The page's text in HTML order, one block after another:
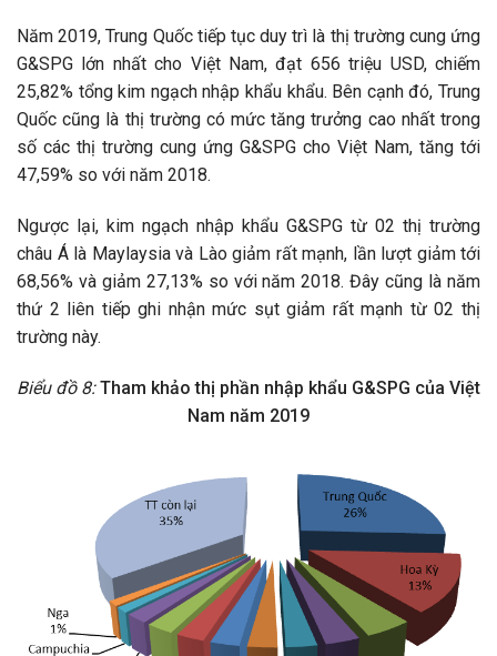
Năm 2019, Trung Quốc tiếp tục duy trì là thị trường cung ứng
G&SPG lớn nhất cho Việt Nam, đạt 656 triệu USD, chiếm
25,82% tổng kim ngạch nhập khẩu khẩu. Bên cạnh đó, Trung
Quốc cũng là thị trường có mức tăng trưởng cao nhất trong
số các thị trường cung ứng G&SPG cho Việt Nam, tăng tới
47,59% so với năm 2018.
Ngược lại, kim ngạch nhập khẩu G&SPG từ 02 thị trường
châu Á là Maylaysia và Lào giảm rất mạnh, lần lượt giảm tới
68,56% và giảm 27,13% so với năm 2018. Đây cũng là năm
thứ 2 liên tiếp ghi nhận mức sụt giảm rất mạnh từ 02 thị
trường này.
Biểu đồ 8:Tham khảo thị phần nhập khẩu G&SPG của Việt
Nam năm 2019